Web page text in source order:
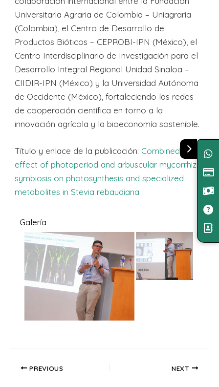
Universitaria Agraria de Colombia – Uniagraria
(Colombia), el Centro de Desarrollo de
Productos Bióticos – CEPROBI-IPN (México), el
Centro Interdisciplinario de Investigación para el
Desarrollo Integral Regional Unidad Sinaloa –
CIIDIR-IPN (México) y la Universidad Autónoma
de Occidente (México), fortaleciendo las redes
de cooperación científica en torno a la
innovación agrícola y la bioeconomía sostenible.
Título y enlace de la publicación: Combined
effect of photoperiod and arbuscular mycorrhizal
symbiosis on photosynthesis and specialized
metabolites in Stevia rebaudiana
Galería
PREVIOUS NEXT